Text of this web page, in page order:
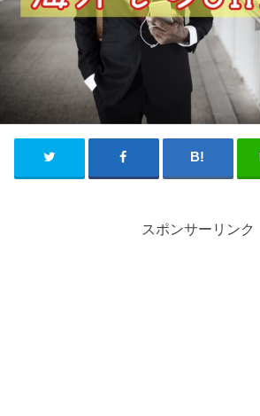
スポンサーリンク